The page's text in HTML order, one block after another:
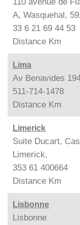
A, Wasquehal,
33 6 21 69 44 53
Distance Km
Lima
Av Benavides
511-714-1478
Distance Km
Limerick
Suite Ducart,
Limerick,
353 61 400664
Distance Km
Lisbonne
Lisbonne